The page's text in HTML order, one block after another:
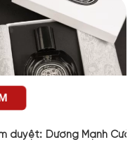
duyệt: Dương Mạnh